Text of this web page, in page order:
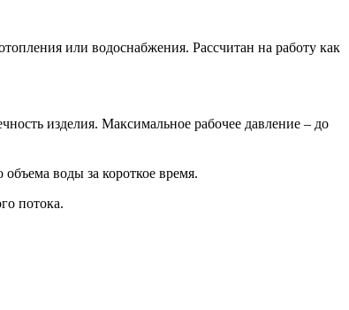
или водоснабжения. Рассчитан на работу как
изделия. Максимальное рабочее давление – до
воды за короткое время.
потока.